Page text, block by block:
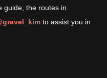
guide, the routes in
to assist you in